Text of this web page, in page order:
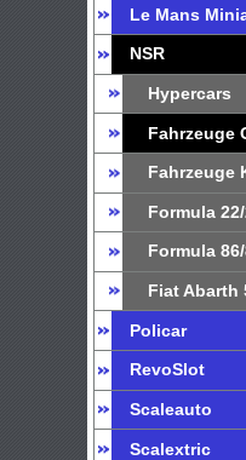
Le Mans
NSR
Hypercars
Fahrzeuge
Fahrzeuge
Formula
Formula
Fiat Abarth
Policar
RevoSlot
Scaleauto
Scalextric